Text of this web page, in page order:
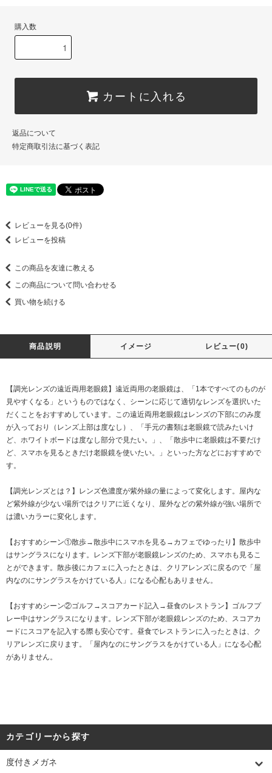
購入数
カートに入れる
返品について
特定商取引法に基づく表記
レビューを見る(0件)
レビューを投稿
この商品を友達に教える
この商品について問い合わせる
買い物を続ける
商品説明 イメージ レビュー(0)
【調光レンズの遠近両用老眼鏡】遠近両用の老眼鏡は、「1本ですべてのものが
見やすくなる」というものではなく、シーンに応じて適切なレンズを選択いた
だくことをおすすめしています。この遠近両用老眼鏡はレンズの下部にのみ度
が入っており（レンズ上部は度なし）、「手元の書類は老眼鏡で読みたいけ
ど、ホワイトボードは度なし部分で見たい。」、「散歩中に老眼鏡は不要だけ
ど、スマホを見るときだけ老眼鏡を使いたい。」といった方などにおすすめで
す。
【調光レンズとは？】レンズ色濃度が紫外線の量によって変化します。屋内な
ど紫外線が少ない場所ではクリアに近くなり、屋外などの紫外線が強い場所で
は濃いカラーに変化します。
【おすすめシーン①散歩→散歩中にスマホを見る→カフェでゆったり】散歩中
はサングラスになります。レンズ下部が老眼鏡レンズのため、スマホも見るこ
とができます。散歩後にカフェに入ったときは、クリアレンズに戻るので「屋
内なのにサングラスをかけている人」になる心配もありません。
【おすすめシーン②ゴルフ→スコアカード記入→昼食のレストラン】ゴルフプ
レー中はサングラスになります。レンズ下部が老眼鏡レンズのため、スコアカ
ードにスコアを記入する際も安心です。昼食でレストランに入ったときは、ク
リアレンズに戻ります。「屋内なのにサングラスをかけている人」になる心配
がありません。
カテゴリーから探す
度付きメガネ